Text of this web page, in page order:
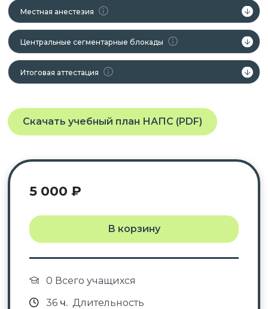
Местная анестезия
Центральные сегментарные блокады
Итоговая аттестация
Скачать учебный план НАПС (PDF)
5 000 ₽
В корзину
0 Всего учащихся
36ч. Длительность